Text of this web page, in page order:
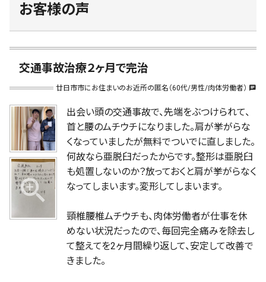
お客様の声
交通事故治療２ヶ月で完治
廿日市市にお住まいのお近所の匿名（60代/男性/肉体労働者） chat
出会い頭の交通事故で、先端をぶつけられて、
首と腰のムチウチになりました。肩が挙がらな
くなっていましたが無料でついでに直しました。
何故なら亜脱臼だったからです。整形は亜脱臼
も処置しないのか？放っておくと肩が挙がらなく
なってしまいます。変形してしまいます。
頸椎腰椎ムチウチも、肉体労働者が仕事を休
めない状況だったので、毎回完全痛みを除去し
て整えてを2ヶ月間繰り返して、安定して改善で
きました。